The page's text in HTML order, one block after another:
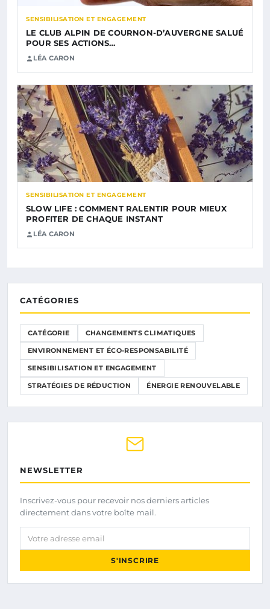
SENSIBILISATION ET ENGAGEMENT
LE CLUB ALPIN DE COURNON-D’AUVERGNE SALUÉ
POUR SES ACTIONS…
LÉA CARON
SENSIBILISATION ET ENGAGEMENT
SLOW LIFE : COMMENT RALENTIR POUR MIEUX
PROFITER DE CHAQUE INSTANT
LÉA CARON
CATÉGORIES
CATÉGORIE CHANGEMENTS CLIMATIQUES
ENVIRONNEMENT ET ÉCO-RESPONSABILITÉ
SENSIBILISATION ET ENGAGEMENT
STRATÉGIES DE RÉDUCTION ÉNERGIE RENOUVELABLE
NEWSLETTER
Inscrivez-vous pour recevoir nos derniers articles
directement dans votre boîte mail.
Votre adresse email
S'INSCRIRE